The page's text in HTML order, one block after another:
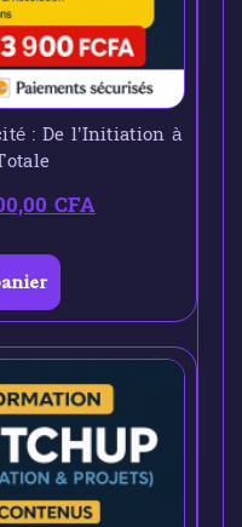
: De l’Initiation à
CFA